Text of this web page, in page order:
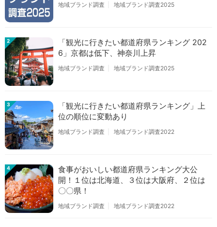
地域ブランド調査 地域ブランド調査2025
2
「観光に行きたい都道府県ランキング 202
6」京都は低下、神奈川上昇
地域ブランド調査 地域ブランド調査2025
3
「観光に行きたい都道府県ランキング」上
位の順位に変動あり
地域ブランド調査 地域ブランド調査2022
4
食事がおいしい都道府県ランキング大公
開！１位は北海道、３位は大阪府、２位は
〇〇県！
地域ブランド調査 地域ブランド調査2022